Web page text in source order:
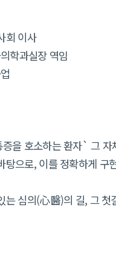
회 이사
학과실장 역임
을 호소하는 환자` 그 자
탕으로, 이를 정확하게 구
는 심의(心醫)의 길, 그 첫